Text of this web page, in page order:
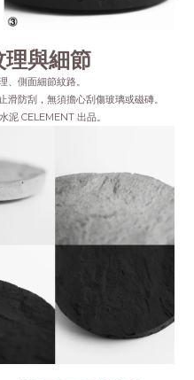
理與細節
側面細節紋路。
防刮，無須擔心刮傷玻璃或磁磚。
CELEMENT 出品。